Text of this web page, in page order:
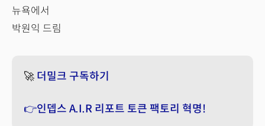
뉴욕에서
박원익 드림
🚀 더밀크 구독하기
👉인뎁스 A.I.R 리포트 토큰 팩토리 혁명!